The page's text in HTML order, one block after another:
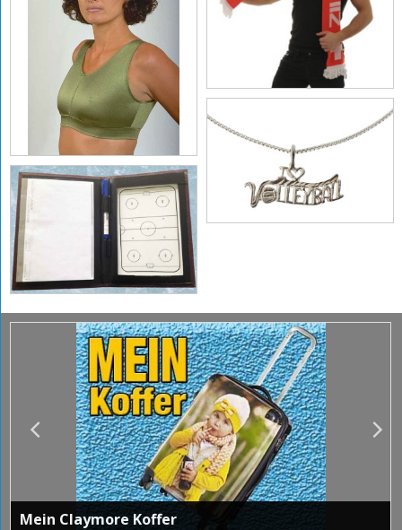
Hopp Schwiiz Schal
TOP CARE Sport-BH
Halskette mit
Anhänger "I Love
Volleyball", Silber
Mini-Coaching
Eishockey
Mein Claymore Koffer